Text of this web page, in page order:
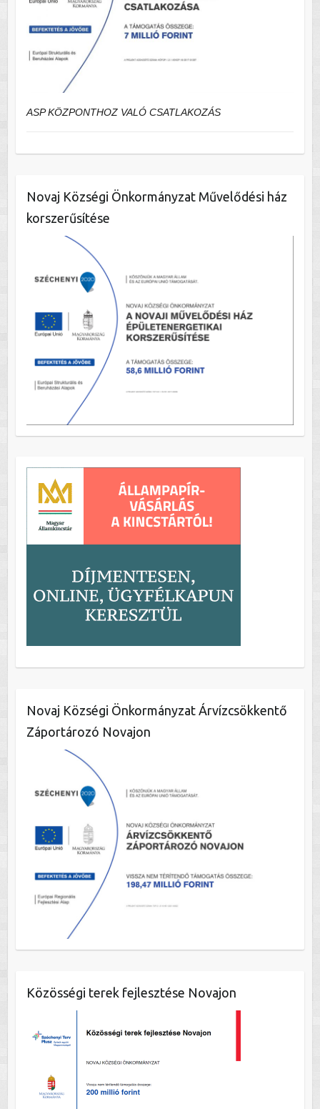
ASP KÖZPONTHOZ VALÓ CSATLAKOZÁS
Novaj Községi Önkormányzat Művelődési ház
korszerűsítése
Novaj Községi Önkormányzat Árvízcsökkentő
Záportározó Novajon
Közösségi terek fejlesztése Novajon